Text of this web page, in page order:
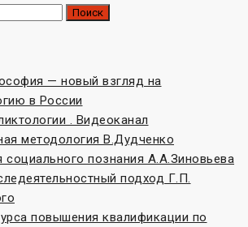
— новый взгляд на
в России
. Видеоканал
методология В.Дудченко
социального познания А.А.Зиновьева
подход Г.П.
повышения квалификации по